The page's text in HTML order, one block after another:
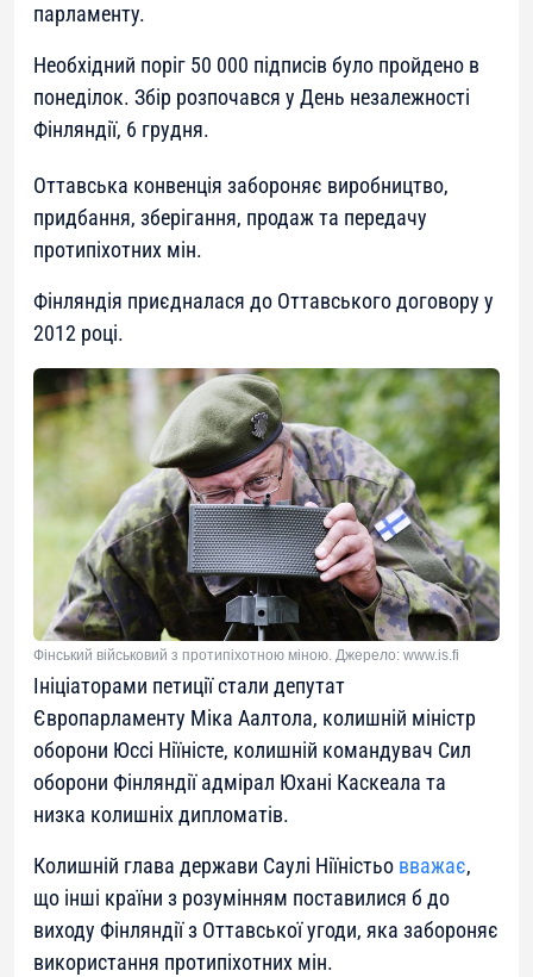
парламенту.
Необхідний поріг 50 000 підписів було пройдено в
понеділок. Збір розпочався у День незалежності
Фінляндії, 6 грудня.
Оттавська конвенція забороняє виробництво,
придбання, зберігання, продаж та передачу
протипіхотних мін.
Фінляндія приєдналася до Оттавського договору у
2012 році.
Фінський військовий з протипіхотною міною. Джерело: www.is.fi
Ініціаторами петиції стали депутат
Європарламенту Міка Аалтола, колишній міністр
оборони Юссі Ніїністе, колишній командувач Сил
оборони Фінляндії адмірал Юхані Каскеала та
низка колишніх дипломатів.
Колишній глава держави Саулі Ніїністьо вважає,
що інші країни з розумінням поставилися б до
виходу Фінляндії з Оттавської угоди, яка забороняє
використання протипіхотних мін.